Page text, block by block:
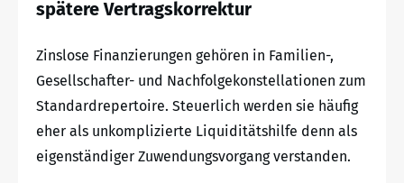
spätere Vertragskorrektur
Zinslose Finanzierungen gehören in Familien-,
Gesellschafter- und Nachfolgekonstellationen zum
Standardrepertoire. Steuerlich werden sie häufig
eher als unkomplizierte Liquiditätshilfe denn als
eigenständiger Zuwendungsvorgang verstanden.